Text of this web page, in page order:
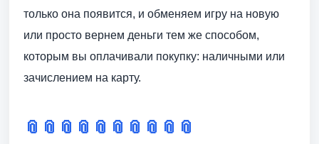
только она появится, и обменяем игру на новую
или просто вернем деньги тем же способом,
которым вы оплачивали покупку: наличными или
зачислением на карту.
📎 📎 📎 📎 📎 📎 📎 📎 📎 📎